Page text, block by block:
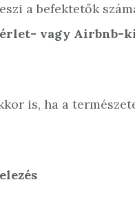
a befektetők
vagy Airbnb-
is, ha a